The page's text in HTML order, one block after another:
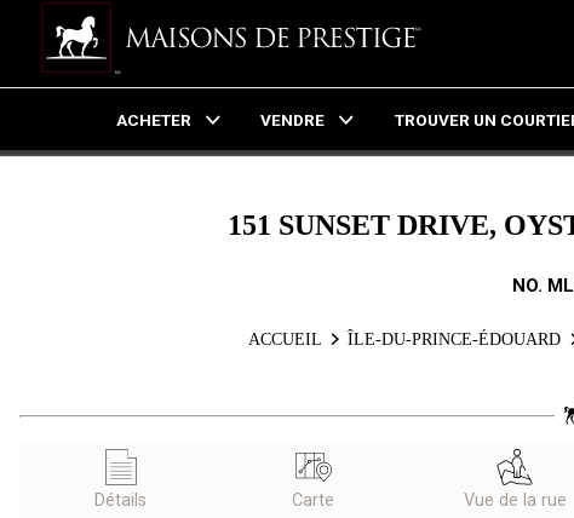
ACHETER VENDRE TROUVER UN
151 SUNSET DRIVE,
NO.
ACCUEIL ÎLE-DU-PRINCE-ÉDOUARD
Détails Carte Vue de la rue